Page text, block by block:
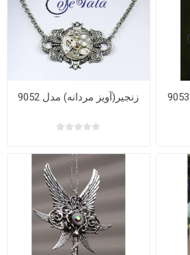
زنجیر(آویز مردانه) مدل 9052